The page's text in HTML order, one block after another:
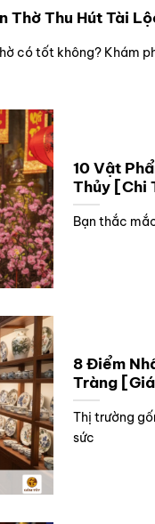
Thờ Thu Hút Tài
có tốt không? Khám
10 Vật
Thủy [Chi
Bạn thắc
8 Điểm
Tràng
Thị trường
sức